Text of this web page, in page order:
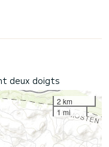
deux doigts
2 km
1 mi